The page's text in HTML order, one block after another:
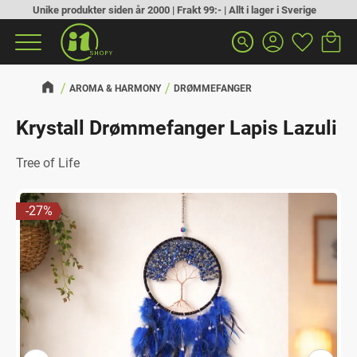
Meny
Unike produkter siden år 2000 | Frakt 99:- | Allt i lager i Sverige
search
AROMA & HARMONY DRØMMEFANGER
Krystall Drømmefanger Lapis Lazuli
Tree of Life
27%